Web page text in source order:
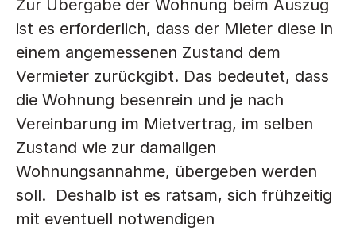
Zur Übergabe der Wohnung beim Auszug
ist es erforderlich, dass der Mieter diese in
einem angemessenen Zustand dem
Vermieter zurückgibt. Das bedeutet, dass
die Wohnung besenrein und je nach
Vereinbarung im Mietvertrag, im selben
Zustand wie zur damaligen
Wohnungsannahme, übergeben werden
soll.  Deshalb ist es ratsam, sich frühzeitig
mit eventuell notwendigen